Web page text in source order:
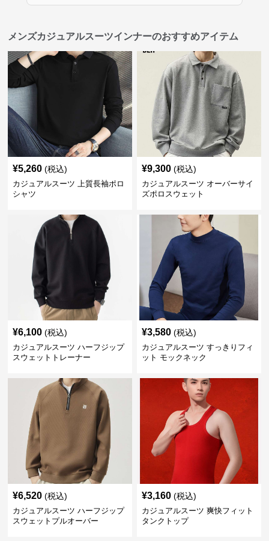
メンズカジュアルスーツインナーのおすすめアイテム
¥5,260 (税込)
カジュアルスーツ 上質長袖ポロ
シャツ
¥9,300 (税込)
カジュアルスーツ オーバーサイ
ズポロスウェット
¥6,100 (税込)
カジュアルスーツ ハーフジップ
スウェットトレーナー
¥3,580 (税込)
カジュアルスーツ すっきりフィ
ット モックネック
¥6,520 (税込)
カジュアルスーツ ハーフジップ
スウェットプルオーバー
¥3,160 (税込)
カジュアルスーツ 爽快フィット
タンクトップ